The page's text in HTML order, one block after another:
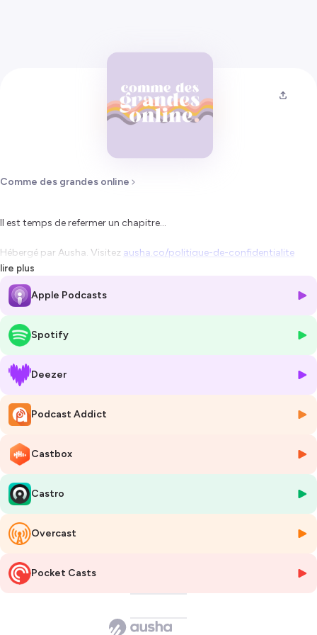
Comme des grandes online
Il est temps de refermer un chapitre...
Hébergé par Ausha. Visitez ausha.co/politique-de-confidentialite
pour plus d'informations.
lire plus
Apple Podcasts
Spotify
Deezer
Podcast Addict
Castbox
Castro
Overcast
Pocket Casts